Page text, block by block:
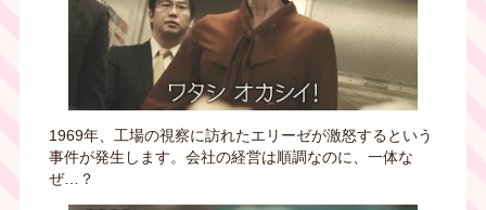
1969年、工場の視察に訪れたエリーゼが激怒するという
事件が発生します。会社の経営は順調なのに、一体な
ぜ…？